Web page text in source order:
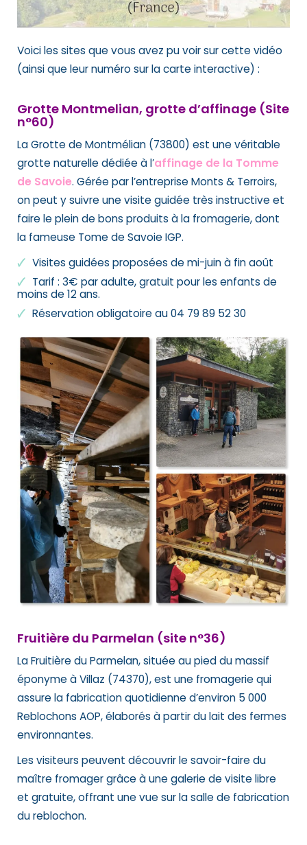
Voici les sites que vous avez pu voir sur cette vidéo
(ainsi que leur numéro sur la carte interactive) :
Grotte Montmelian, grotte d’affinage (Site
n°60)
La Grotte de Montmélian (73800) est une véritable
grotte naturelle dédiée à l’affinage de la Tomme
de Savoie. Gérée par l’entreprise Monts & Terroirs,
on peut y suivre une visite guidée très instructive et
faire le plein de bons produits à la fromagerie, dont
la fameuse Tome de Savoie IGP.
Visites guidées proposées de mi-juin à fin août
Tarif : 3€ par adulte, gratuit pour les enfants de
moins de 12 ans.
Réservation obligatoire au 04 79 89 52 30
Fruitière du Parmelan (site n°36)
La Fruitière du Parmelan, située au pied du massif
éponyme à Villaz (74370), est une fromagerie qui
assure la fabrication quotidienne d’environ 5 000
Reblochons AOP, élaborés à partir du lait des fermes
environnantes.
Les visiteurs peuvent découvrir le savoir-faire du
maître fromager grâce à une galerie de visite libre
et gratuite, offrant une vue sur la salle de fabrication
du reblochon.